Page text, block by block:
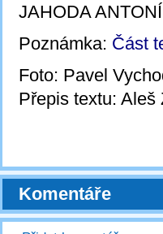
JAHODA
Poznámka: Část
Foto: Pavel
Přepis textu: Aleš
Komentáře